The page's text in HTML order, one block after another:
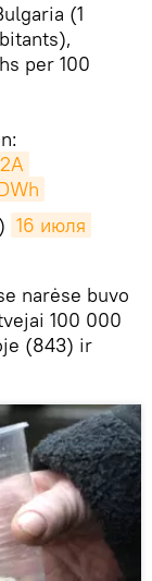
(1
per 100
16 июля
narėse buvo
100 000
(843) ir